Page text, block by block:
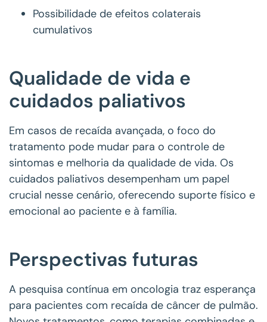
Possibilidade de efeitos colaterais
cumulativos
Qualidade de vida e
cuidados paliativos
Em casos de recaída avançada, o foco do
tratamento pode mudar para o controle de
sintomas e melhoria da qualidade de vida. Os
cuidados paliativos desempenham um papel
crucial nesse cenário, oferecendo suporte físico e
emocional ao paciente e à família.
Perspectivas futuras
A pesquisa contínua em oncologia traz esperança
para pacientes com recaída de câncer de pulmão.